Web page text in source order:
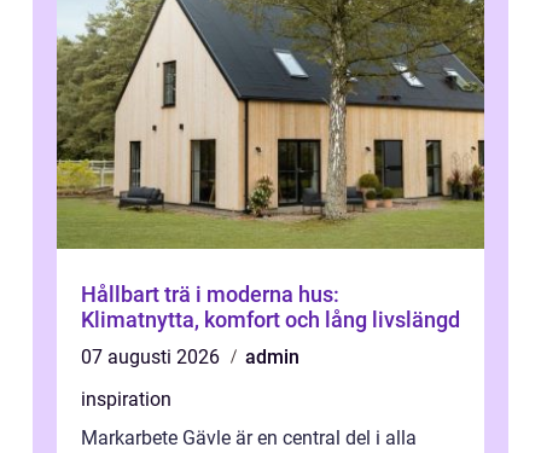
Hållbart trä i moderna hus:
Klimatnytta, komfort och lång livslängd
07 augusti 2026
admin
inspiration
Markarbete Gävle är en central del i alla